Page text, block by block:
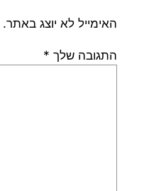
האימייל לא יוצג באתר.
התגובה שלך *